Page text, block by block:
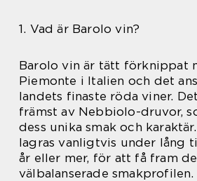
1. Vad är Barolo vin?
Barolo vin är tätt förknippat
Piemonte i Italien och det
landets finaste röda viner.
främst av Nebbiolo-druvor,
dess unika smak och
lagras vanligtvis under lång
år eller mer, för att få fram
välbalanserade smakprofilen.